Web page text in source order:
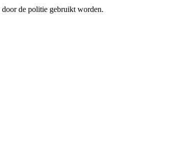
de politie gebruikt worden.